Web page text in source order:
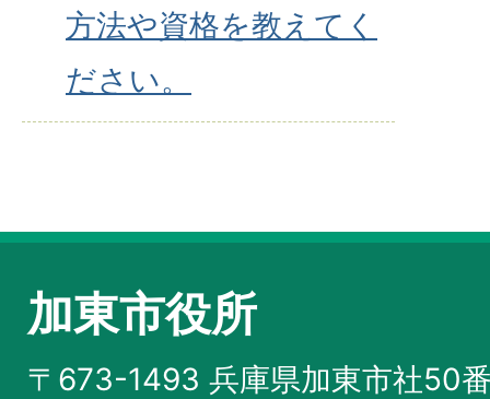
方法や資格を教えてく
ださい。
加東市役所
〒673-1493 兵庫県加東市社50